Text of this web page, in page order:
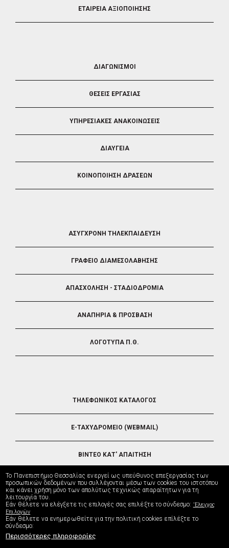
ΕΤΑΙΡΕΙΑ ΑΞΙΟΠΟΙΗΣΗΣ
ΔΙΑΓΩΝΙΣΜΟΙ
ΘΕΣΕΙΣ ΕΡΓΑΣΙΑΣ
ΥΠΗΡΕΣΙΑΚΕΣ ΑΝΑΚΟΙΝΩΣΕΙΣ
ΔΙΑΥΓΕΙΑ
ΚΟΙΝΟΠΟΙΗΣΗ ΔΡΑΣΕΩΝ
ΑΣΥΓΧΡΟΝΗ ΤΗΛΕΚΠΑΙΔΕΥΣΗ
ΓΡΑΦΕΙΟ ΔΙΑΜΕΣΟΛΑΒΗΣΗΣ
ΑΠΑΣΧΟΛΗΣΗ - ΣΤΑΔΙΟΔΡΟΜΙΑ
ΑΝΑΠΗΡΙΑ & ΠΡΟΣΒΑΣΗ
ΛΟΓΟΤΥΠΑ Π.Θ.
ΤΗΛΕΦΩΝΙΚΟΣ ΚΑΤΑΛΟΓΟΣ
E-ΤΑΧΥΔΡΟΜΕΙΟ (WEBMAIL)
ΒΙΝΤΕΟ ΚΑΤ' ΑΠΑΙΤΗΣΗ
ΤΗΛΕΥΠΟΣΤΗΡΙΞΗ
ΔΙΕΥΘΥΝΣΗ ΜΗΧΑΝΟΡΓΑΝΩΣΗΣ
Το Πανεπιστήμιο Θεσσαλίας ενεργεί ως υπεύθυνος επεξεργασίας των
προσωπικών δεδομένων που συλλέγονται μέσω των cookies του ιστοτόπου
και κάνει χρήση μόνο των απολύτως τεχνικώς απαραίτητων για τη
λειτουργία του.
Εάν θέλετε να ελέγξετε τις επιλογές σας επιλέξτε το σύνδεσμο: 'Ελεγχος
Επιλογών
Εάν θέλετε να ενημερωθείτε για την πολιτική cookies επίλέξτε το
σύνδεσμο:
Περισσότερες πληροφορίες